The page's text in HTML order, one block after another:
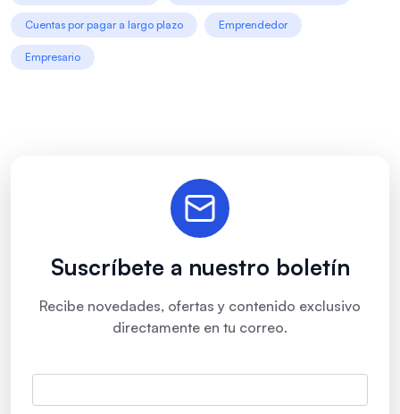
Cuentas por pagar a largo plazo Emprendedor
Empresario
Suscríbete a nuestro boletín
Recibe novedades, ofertas y contenido exclusivo
directamente en tu correo.